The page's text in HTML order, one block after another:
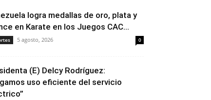
logra medallas de oro, plata y
en Karate en los Juegos CAC...
5 agosto, 2026 0
(E) Delcy Rodríguez:
uso eficiente del servicio